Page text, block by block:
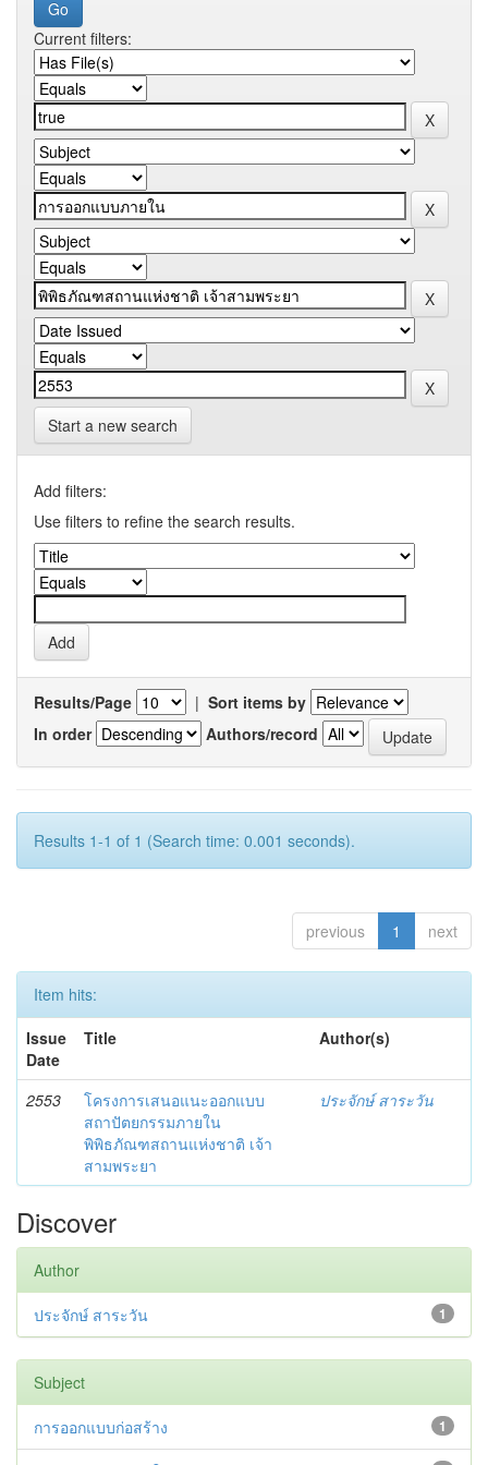
Current filters:
Start a new search
Add filters:
Use filters to refine the search results.
Results/Page | Sort items by
In order
Authors/record
Results 1-1 of 1 (Search time: 0.001 seconds).
previous 1 next
Item hits:
Issue
Date
Title Author(s)
2553
โครงการเสนอแนะออกแบบ
สถาปัตยกรรมภายใน
พิพิธภัณฑสถานแห่งชาติ เจ้า
สามพระยา
ประจักษ์ สาระวัน
Discover
Author
1
ประจักษ์ สาระวัน
Subject
1
การออกแบบก่อสร้าง